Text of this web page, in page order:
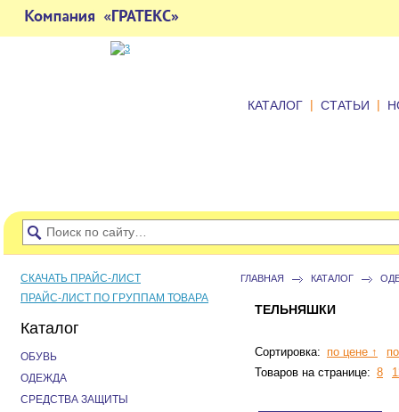
КАТАЛОГ | СТАТЬИ |
ГЛАВНАЯ КАТАЛОГ
ТЕЛЬНЯШКИ
Сортировка: по цене ↑
Товаров на странице: 8
СКАЧАТЬ ПРАЙС-ЛИСТ
ПРАЙС-ЛИСТ ПО ГРУППАМ ТОВАРА
Каталог
ОБУВЬ
ОДЕЖДА
СРЕДСТВА ЗАЩИТЫ